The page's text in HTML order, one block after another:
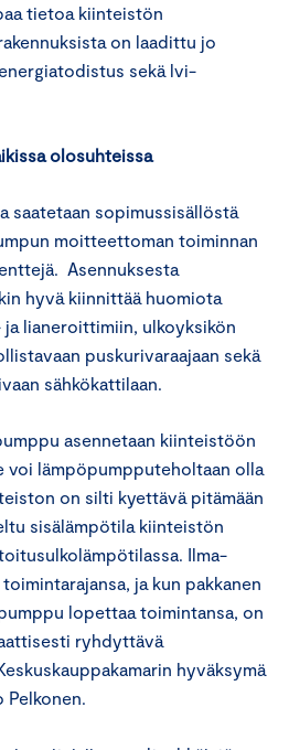
tietoa kiinteistön
on laadittu jo
sekä lvi-
olosuhteissa
saatetaan sopimussisällöstä
moitteettoman toiminnan
Asennuksesta
hyvä kiinnittää huomiota
lianeroittimiin, ulkoyksikön
puskurivaraajaan sekä
sähkökattilaan.
asennetaan kiinteistöön
voi lämpöpumpputeholtaan olla
on silti kyettävä pitämään
sisälämpötila kiinteistön
Ilma-
ja kun pakkanen
lopettaa toimintansa, on
ryhdyttävä
hyväksymä
Pelkonen.